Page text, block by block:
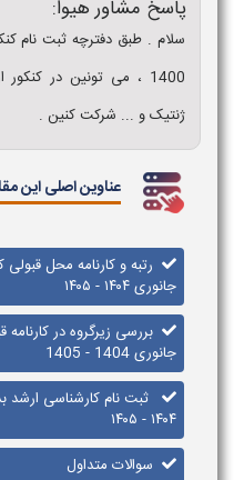
پاسخ مشاور هیوا:
سلام . طبق دفترچه ثبت نام
1400 ، می تونین در
ژنتیک و ... شرکت کنین .
عناوین اصلی این
رتبه و کارنامه محل
جانوری ۱۴۰۴ - ۱۴۰۵
بررسی زیرگروه در
جانوری 1404 - 1405
ثبت نام کارشناسی
۱۴۰۴ - ۱۴۰۵
سوالات متداول